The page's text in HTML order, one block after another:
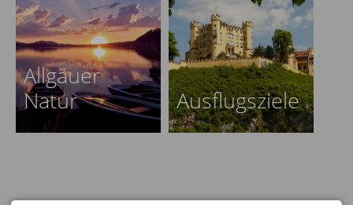
Allgäuer
Natur
Ausflugsziele